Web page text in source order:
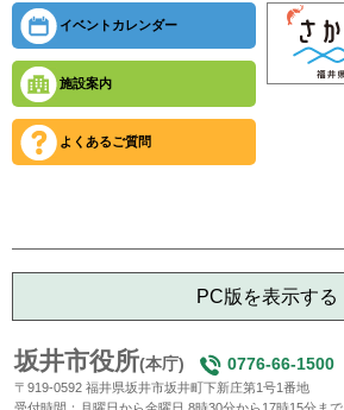
イベントカレンダー
施設案内
よくあるご質問
PC版を表示する
坂井市役所(本庁) 0776-66-1500
〒919-0592 福井県坂井市坂井町下新庄第1号1番地